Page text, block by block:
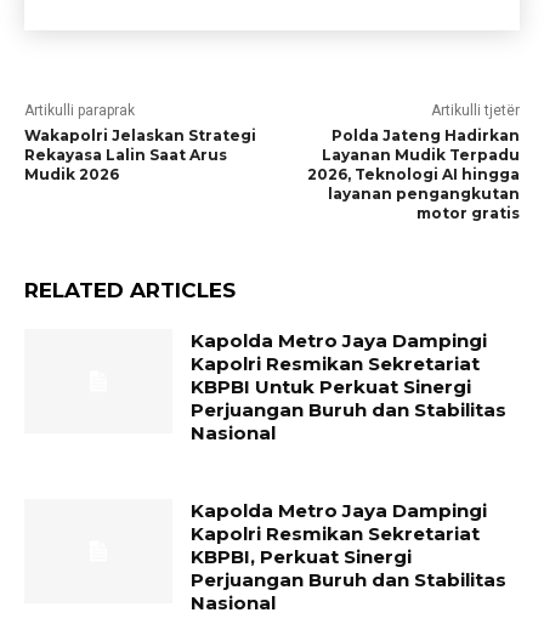
Artikulli paraprak
Wakapolri Jelaskan Strategi
Rekayasa Lalin Saat Arus
Mudik 2026
Artikulli tjetër
Polda Jateng Hadirkan
Layanan Mudik Terpadu
2026, Teknologi AI hingga
layanan pengangkutan
motor gratis
RELATED ARTICLES
Kapolda Metro Jaya Dampingi
Kapolri Resmikan Sekretariat
KBPBI Untuk Perkuat Sinergi
Perjuangan Buruh dan Stabilitas
Nasional
Kapolda Metro Jaya Dampingi
Kapolri Resmikan Sekretariat
KBPBI, Perkuat Sinergi
Perjuangan Buruh dan Stabilitas
Nasional